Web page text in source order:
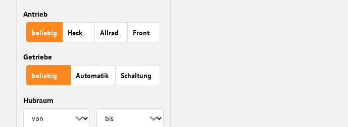
Antrieb
beliebig Heck Allrad Front
Getriebe
beliebig Automatik Schaltung
Hubraum